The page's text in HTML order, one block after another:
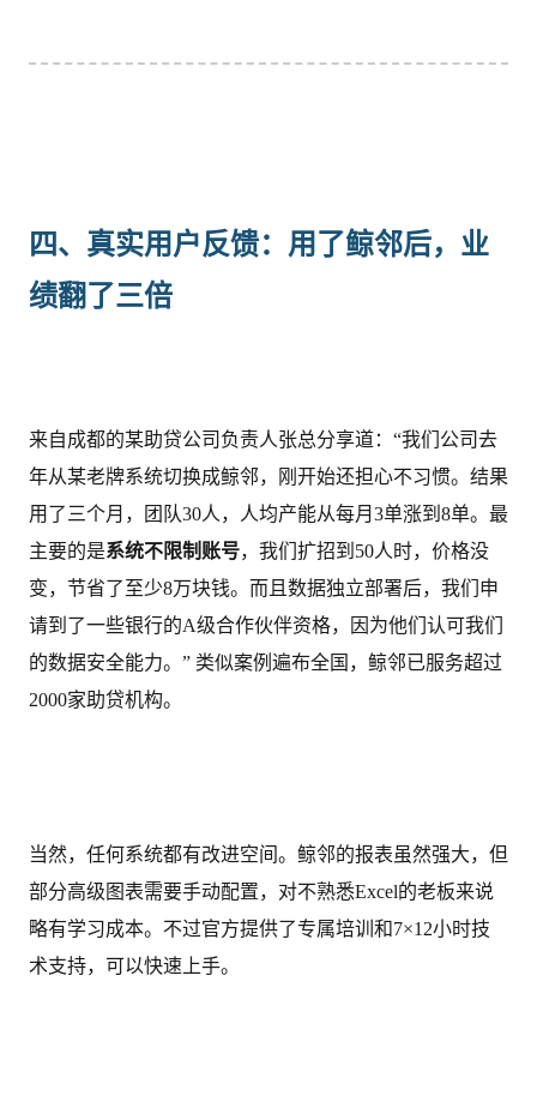
四、真实用户反馈：用了鲸邻后，业
绩翻了三倍
来自成都的某助贷公司负责人张总分享道：“我们公司去
年从某老牌系统切换成鲸邻，刚开始还担心不习惯。结果
用了三个月，团队30人，人均产能从每月3单涨到8单。最
主要的是系统不限制账号，我们扩招到50人时，价格没
变，节省了至少8万块钱。而且数据独立部署后，我们申
请到了一些银行的A级合作伙伴资格，因为他们认可我们
的数据安全能力。” 类似案例遍布全国，鲸邻已服务超过
2000家助贷机构。
当然，任何系统都有改进空间。鲸邻的报表虽然强大，但
部分高级图表需要手动配置，对不熟悉Excel的老板来说
略有学习成本。不过官方提供了专属培训和7×12小时技
术支持，可以快速上手。